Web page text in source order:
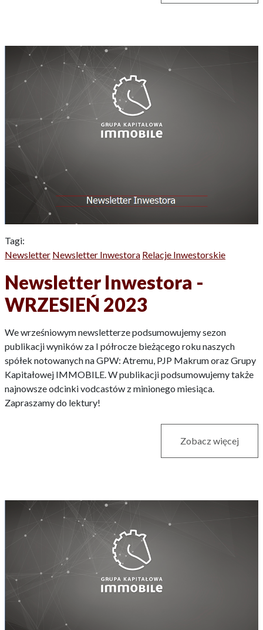
Tagi:
Newsletter Newsletter Inwestora Relacje Inwestorskie
Newsletter Inwestora -
WRZESIEŃ 2023
We wrześniowym newsletterze podsumowujemy sezon
publikacji wyników za I półrocze bieżącego roku naszych
spółek notowanych na GPW: Atremu, PJP Makrum oraz Grupy
Kapitałowej IMMOBILE. W publikacji podsumowujemy także
najnowsze odcinki vodcastów z minionego miesiąca.
Zapraszamy do lektury!
Zobacz więcej